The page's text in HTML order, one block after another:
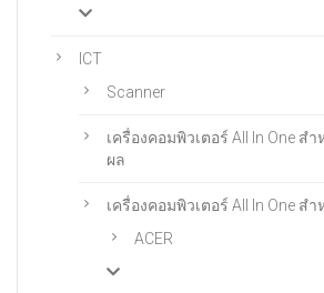
ICT
Scanner
เครื่องคอมพิวเตอร์ All In One สํ
ผล
เครื่องคอมพิวเตอร์ All In One สํ
ACER